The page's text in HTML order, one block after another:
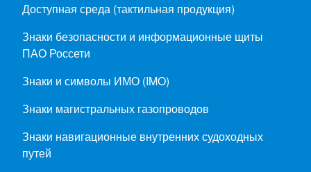
Доступная среда (тактильная продукция)
Знаки безопасности и информационные щиты
ПАО Россети
Знаки и символы ИМО (IMO)
Знаки магистральных газопроводов
Знаки навигационные внутренних судоходных
путей